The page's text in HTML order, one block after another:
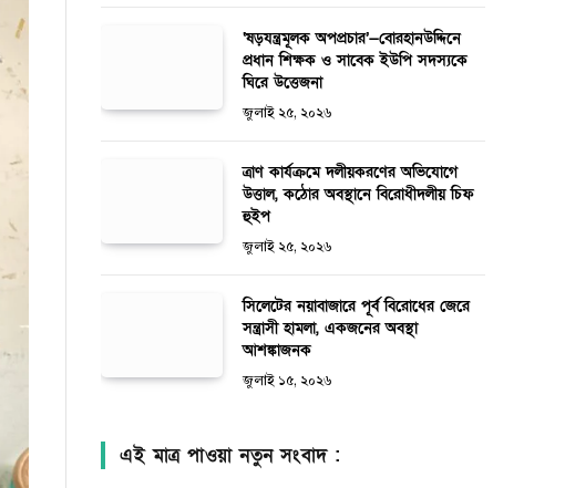
‘ষড়যন্ত্রমূলক অপপ্রচার’—বোরহানউদ্দিনে
প্রধান শিক্ষক ও সাবেক ইউপি সদস্যকে
ঘিরে উত্তেজনা
জুলাই ২৫, ২০২৬
ত্রাণ কার্যক্রমে দলীয়করণের অভিযোগে
উত্তাল, কঠোর অবস্থানে বিরোধীদলীয় চিফ
হুইপ
জুলাই ২৫, ২০২৬
সিলেটের নয়াবাজারে পূর্ব বিরোধের জেরে
সন্ত্রাসী হামলা, একজনের অবস্থা
আশঙ্কাজনক
জুলাই ১৫, ২০২৬
এই মাত্র পাওয়া নতুন সংবাদ :